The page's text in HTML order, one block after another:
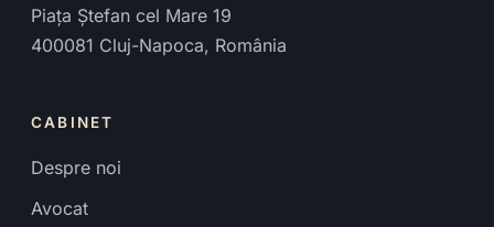
Piața Ștefan cel Mare 19
400081 Cluj-Napoca, România
CABINET
Despre noi
Avocat